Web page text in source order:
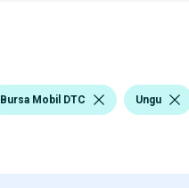
Bursa Mobil DTC Ungu